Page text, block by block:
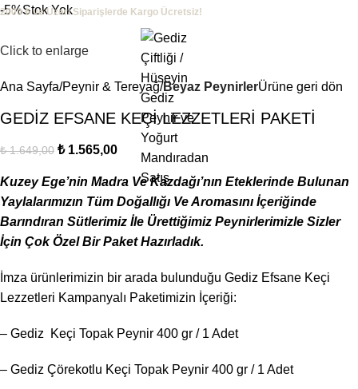
2000 ₺ ve Üzeri Siparişlerde Kargo Ücretsiz!
Menu
-5%Stok Yok
Click to enlarge
Ana Sayfa Peynir & Tereyağ Beyaz PeynirlerÜrüne geri dön
GEDİZ EFSANE KEÇİ LEZZETLERİ PAKETİ
₺1.649,00 ₺1.565,00
Kuzey Ege’nin Madra Ve Kazdağı’nın Eteklerinde Bulunan
Yaylalarımızın Tüm Doğallığı Ve Aromasını İçeriğinde
Barındıran Sütlerimiz İle Ürettiğimiz Peynirlerimizle Sizler
İçin Çok Özel Bir Paket Hazırladık.
İmza ürünlerimizin bir arada bulunduğu Gediz Efsane Keçi
Lezzetleri Kampanyalı Paketimizin İçeriği:
– Gediz Keçi Topak Peynir 400 gr / 1 Adet
– Gediz Çörekotlu Keçi Topak Peynir 400 gr / 1 Adet